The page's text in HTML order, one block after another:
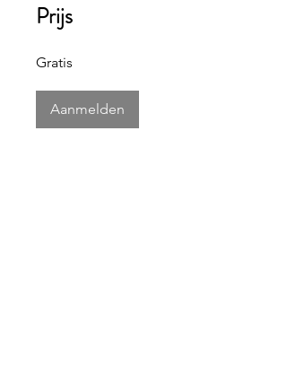
Prijs
Gratis
Aanmelden